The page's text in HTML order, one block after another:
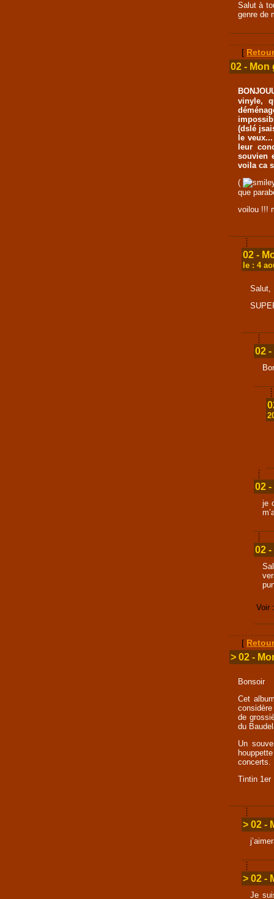
Salut à
genre de
[
02 - Mon
vinyle,
(dslé
le
leur
souvien
voila ca
(
que
voilou !!!
02 -
le : 4
Salut,
02
02
je
02
Voir
[
> 02 -
Bonsoir
Cet
de
du
Un
concerts.
Tintin 1er
> 02 -
> 02 -
Je